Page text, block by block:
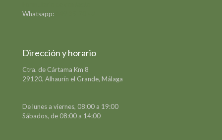
Whatsapp:
Dirección y horario
Ctra. de Cártama Km 8
29120, Alhaurín el Grande, Málaga
De lunes a viernes, 08:00 a 19:00
Sábados, de 08:00 a 14:00